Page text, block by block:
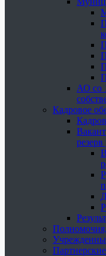
АО со
Кадровое